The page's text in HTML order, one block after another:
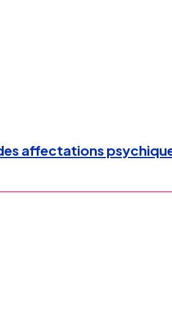
affectations